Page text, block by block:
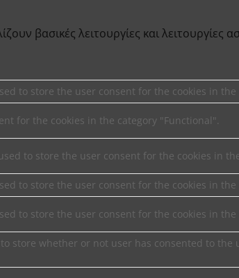
βασικές λειτουργίες και λειτουργίες
to store the user consent for the cookies in the
for the cookies in the category "Functional".
to store the user consent for the cookies in
to store the user consent for the cookies in the
to store the user consent for the cookies in the
store whether or not user has consented to the